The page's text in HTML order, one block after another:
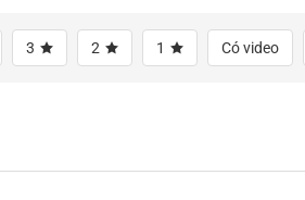
3 2 1 Có video